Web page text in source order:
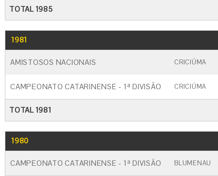
TOTAL 1985
1981
AMISTOSOS NACIONAIS CRICIÚMA
CAMPEONATO CATARINENSE - 1ª DIVISÃO CRICIÚMA
TOTAL 1981
1980
CAMPEONATO CATARINENSE - 1ª DIVISÃO BLUMENAU